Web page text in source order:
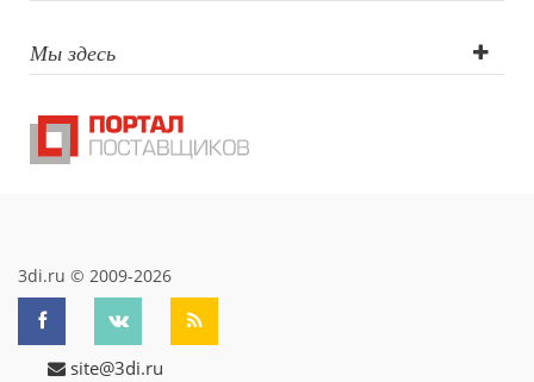
Мы здесь
3di.ru © 2009-2026
site@3di.ru